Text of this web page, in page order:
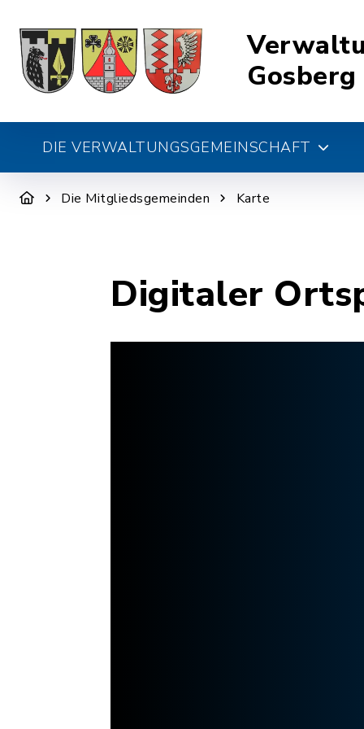
Gosberg
DIE VERWALTUNGSGEMEINSCHAFT
Die Mitgliedsgemeinden Karte
Digitaler